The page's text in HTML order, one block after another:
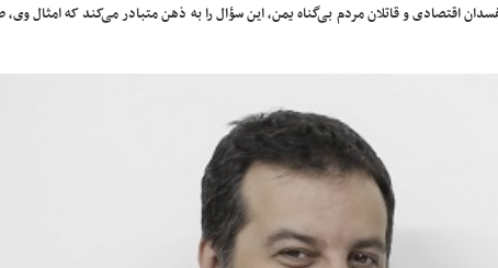
اقتصادی و قاتلان مردم بی‌گناه یمن، این سؤال را به ذهن متبادر می‌کند که امثال